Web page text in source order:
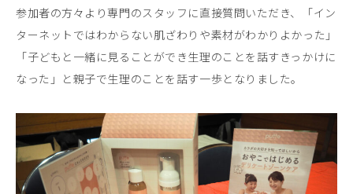
参加者の方々より専門のスタッフに直接質問いただき、「イン
ターネットではわからない肌ざわりや素材がわかりよかった」
「子どもと一緒に見ることができ生理のことを話すきっかけに
なった」と親子で生理のことを話す一歩となりました。